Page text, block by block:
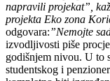
napravili projekat”,
projekta Eko zona
odgovara:”Nemojte
izvodljivosti piše
godišnjem nivou. U to
studentskog i